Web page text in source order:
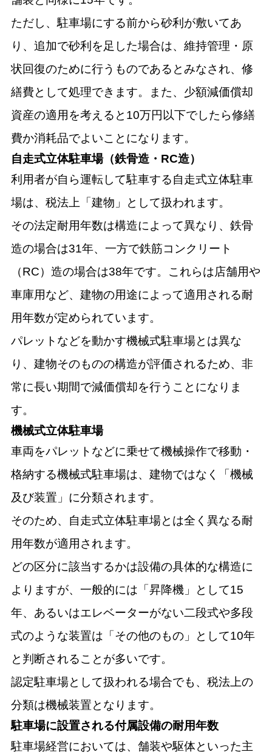
ただし、駐車場にする前から砂利が敷いてあ
り、追加で砂利を足した場合は、維持管理・原
状回復のために行うものであるとみなされ、修
繕費として処理できます。また、少額減価償却
資産の適用を考えると10万円以下でしたら修繕
費か消耗品でよいことになります。
自走式立体駐車場（鉄骨造・RC造）
利用者が自ら運転して駐車する自走式立体駐車
場は、税法上「建物」として扱われます。
その法定耐用年数は構造によって異なり、鉄骨
造の場合は31年、一方で鉄筋コンクリート
（RC）造の場合は38年です。これらは店舗用や
車庫用など、建物の用途によって適用される耐
用年数が定められています。
パレットなどを動かす機械式駐車場とは異な
り、建物そのものの構造が評価されるため、非
常に長い期間で減価償却を行うことになりま
す。
機械式立体駐車場
車両をパレットなどに乗せて機械操作で移動・
格納する機械式駐車場は、建物ではなく「機械
及び装置」に分類されます。
そのため、自走式立体駐車場とは全く異なる耐
用年数が適用されます。
どの区分に該当するかは設備の具体的な構造に
よりますが、一般的には「昇降機」として15
年、あるいはエレベーターがない二段式や多段
式のような装置は「その他のもの」として10年
と判断されることが多いです。
認定駐車場として扱われる場合でも、税法上の
分類は機械装置となります。
駐車場に設置される付属設備の耐用年数
駐車場経営においては、舗装や駆体といった主